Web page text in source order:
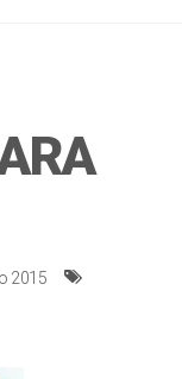
2015